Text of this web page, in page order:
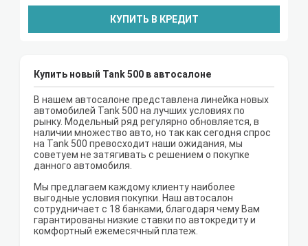
КУПИТЬ В КРЕДИТ
Купить новый Tank 500 в автосалоне
В нашем автосалоне представлена линейка новых
автомобилей Tank 500 на лучших условиях по
рынку. Модельный ряд регулярно обновляется, в
наличии множество авто, но так как сегодня спрос
на Tank 500 превосходит наши ожидания, мы
советуем не затягивать с решением о покупке
данного автомобиля.
Мы предлагаем каждому клиенту наиболее
выгодные условия покупки. Наш автосалон
сотрудничает с 18 банками, благодаря чему Вам
гарантированы низкие ставки по автокредиту и
комфортный ежемесячный платеж.